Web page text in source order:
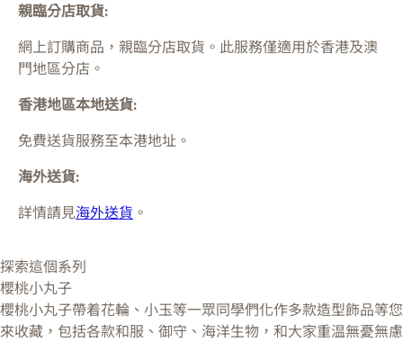
親臨分店取貨:
網上訂購商品，親臨分店取貨。此服務僅適用於香港及澳
門地區分店。
香港地區本地送貨:
免費送貨服務至本港地址。
海外送貨:
詳情請見海外送貨 。
探索這個系列
櫻桃小丸子
櫻桃小丸子帶着花輪、小玉等一眾同學們化作多款造型飾品等您
來收藏，包括各款和服、御守、海洋生物，和大家重温無憂無慮